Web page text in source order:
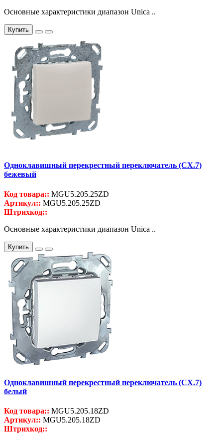
Основные характеристики диапазон Unica ..
Купить
Одноклавишный перекрестный переключатель (СХ.7)
бежевый
Код товара:: MGU5.205.25ZD
Артикул:: MGU5.205.25ZD
Штрихкод::
Основные характеристики диапазон Unica ..
Купить
Одноклавишный перекрестный переключатель (СХ.7)
белый
Код товара:: MGU5.205.18ZD
Артикул:: MGU5.205.18ZD
Штрихкод::